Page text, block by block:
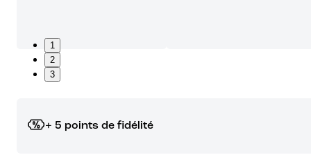
1
2
3
+ 5 points de fidélité